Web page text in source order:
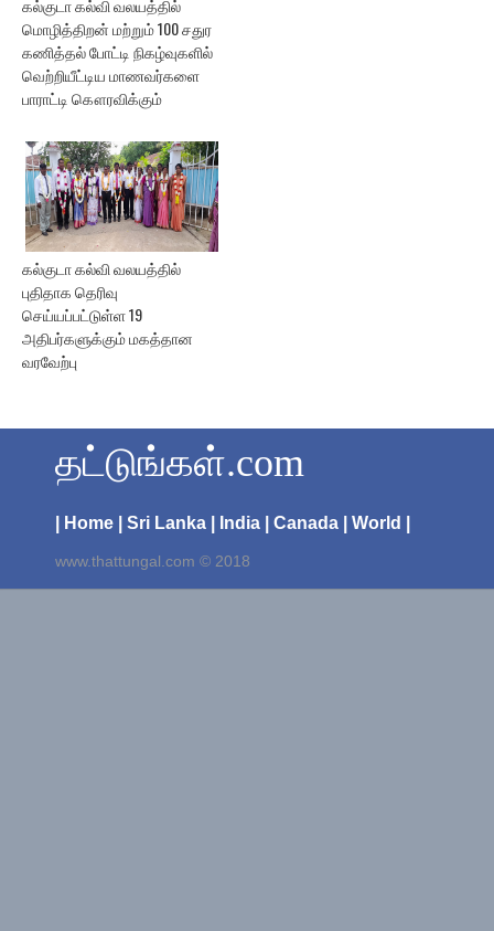
கல்குடா கல்வி வலயத்தில்
மொழித்திறன் மற்றும் 100 சதுர
கணித்தல் போட்டி நிகழ்வுகளில்
வெற்றியீட்டிய மாணவர்களை
பாராட்டி கௌரவிக்கும்
கல்குடா கல்வி வலயத்தில்
புதிதாக தெரிவு
செய்யப்பட்டுள்ள 19
அதிபர்களுக்கும் மகத்தான
வரவேற்பு
தட்டுங்கள்.com
| Home | Sri Lanka | India | Canada | World |
www.thattungal.com © 2018